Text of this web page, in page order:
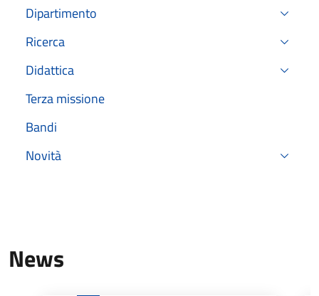
Dipartimento
Ricerca
Didattica
Terza missione
Bandi
Novità
News